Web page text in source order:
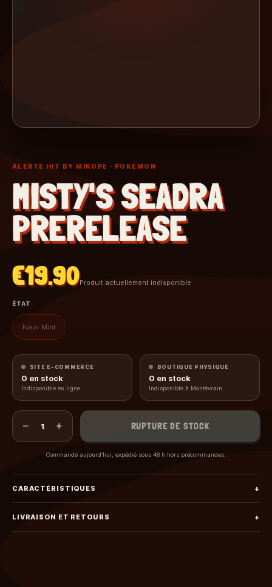
ALERTE HIT BY MIKOPE · POKÉMON
MISTY'S SEADRA
PRERELEASE
€19.90Produit actuellement indisponible
ÉTAT
Near Mint
SITE E-COMMERCE
0 en stock
Indisponible en ligne
BOUTIQUE PHYSIQUE
0 en stock
Indisponible à Montévrain
− 1 + RUPTURE DE STOCK
Commandé aujourd’hui, expédié sous 48 h hors précommandes.
CARACTÉRISTIQUES +
LIVRAISON ET RETOURS +